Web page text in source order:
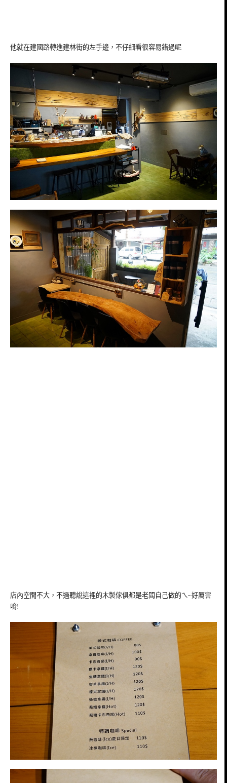
他就在建國路轉進建林街的左手邊，不仔細看很容易錯過呢
店內空間不大，不過聽說這裡的木製傢俱都是老闆自己做的ㄟ~好厲害
唷!